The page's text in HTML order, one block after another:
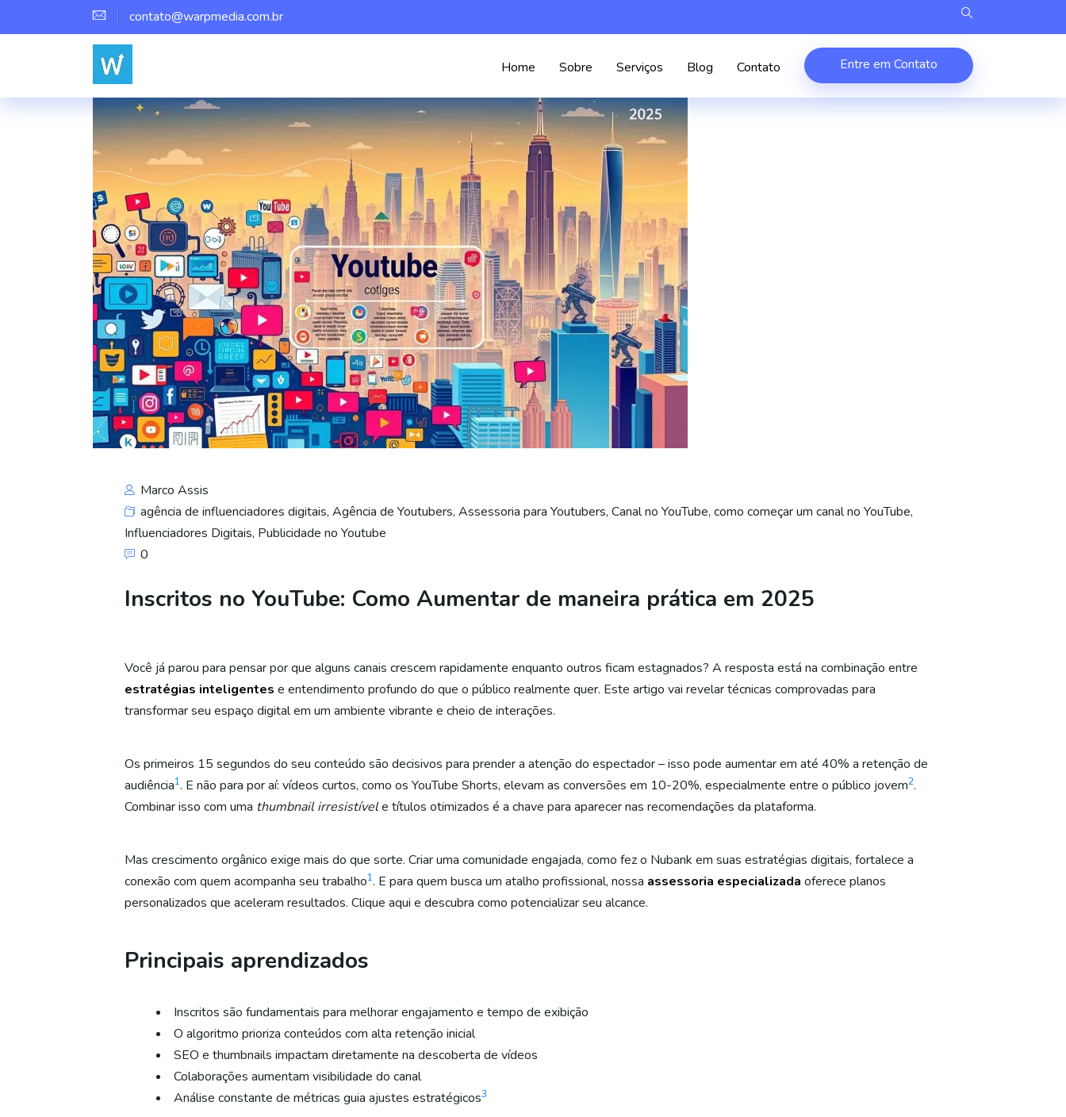
contato@warpmedia.com.br
Home Sobre Serviços Blog Contato Entre em Contato
Marco Assis
agência de influenciadores digitais, Agência de Youtubers, Assessoria para Youtubers, Canal no YouTube, como começar um canal no YouTube,
Influenciadores Digitais, Publicidade no Youtube
0
Inscritos no YouTube: Como Aumentar de maneira prática em 2025
Você já parou para pensar por que alguns canais crescem rapidamente enquanto outros ficam estagnados? A resposta está na combinação entre
estratégias inteligentes e entendimento profundo do que o público realmente quer. Este artigo vai revelar técnicas comprovadas para
transformar seu espaço digital em um ambiente vibrante e cheio de interações.
Os primeiros 15 segundos do seu conteúdo são decisivos para prender a atenção do espectador – isso pode aumentar em até 40% a retenção de
audiência1. E não para por aí: vídeos curtos, como os YouTube Shorts, elevam as conversões em 10-20%, especialmente entre o público jovem2.
Combinar isso com uma thumbnail irresistívele títulos otimizados é a chave para aparecer nas recomendações da plataforma.
Mas crescimento orgânico exige mais do que sorte. Criar uma comunidade engajada, como fez o Nubank em suas estratégias digitais, fortalece a
conexão com quem acompanha seu trabalho1. E para quem busca um atalho profissional, nossa assessoria especializada oferece planos
personalizados que aceleram resultados. Clique aqui e descubra como potencializar seu alcance.
Principais aprendizados
Inscritos são fundamentais para melhorar engajamento e tempo de exibição
O algoritmo prioriza conteúdos com alta retenção inicial
SEO e thumbnails impactam diretamente na descoberta de vídeos
Colaborações aumentam visibilidade do canal
Análise constante de métricas guia ajustes estratégicos3